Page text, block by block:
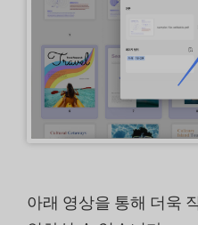
아래 영상을 통해 더욱